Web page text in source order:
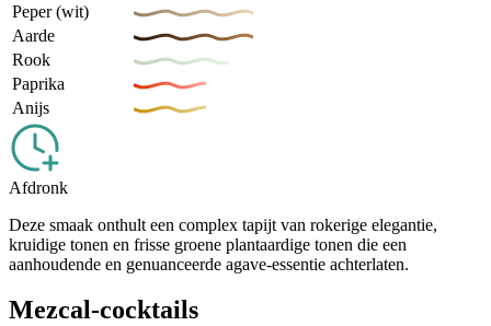
Peper (wit)
Aarde
Rook
Paprika
Anijs
Afdronk
Deze smaak onthult een complex tapijt van rokerige elegantie,
kruidige tonen en frisse groene plantaardige tonen die een
aanhoudende en genuanceerde agave-essentie achterlaten.
Mezcal-cocktails